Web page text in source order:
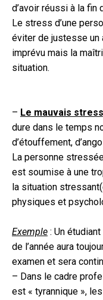
d’avoir réussi à la fin
Le stress d’une
éviter de justesse un
imprévu mais la
situation.
– Le mauvais
dure dans le temps
d’étouffement,
La personne
est soumise à une
la situation
physiques et
Exemple : Un
de l’année aura
examen et sera
– Dans le cadre
est « tyrannique »,